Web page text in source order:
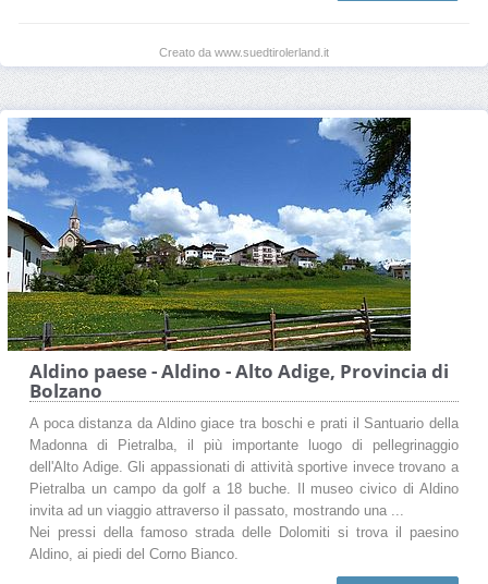
Creato da www.suedtirolerland.it
Aldino paese - Aldino - Alto Adige, Provincia di
Bolzano
A poca distanza da Aldino giace tra boschi e prati il Santuario della
Madonna di Pietralba, il più importante luogo di pellegrinaggio
dell'Alto Adige. Gli appassionati di attività sportive invece trovano a
Pietralba un campo da golf a 18 buche. Il museo civico di Aldino
invita ad un viaggio attraverso il passato, mostrando una ...
Nei pressi della famoso strada delle Dolomiti si trova il paesino
Aldino, ai piedi del Corno Bianco.